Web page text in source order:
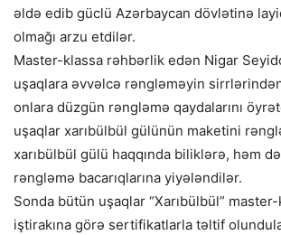
əldə edib güclü Azərbaycan dövlətinə
olmağı arzu etdilər.
Master-klassa rəhbərlik edən Nigar
uşaqlara əvvəlcə rəngləməyin
onlara düzgün rəngləmə qaydalarını
uşaqlar xarıbülbül gülünün maketini
xarıbülbül gülü haqqında biliklərə, həm
rəngləmə bacarıqlarına yiyələndilər.
Sonda bütün uşaqlar “Xarıbülbül” master-
iştirakına görə sertifikatlarla təltif